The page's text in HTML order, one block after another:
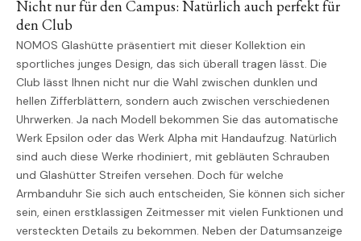
Nicht nur für den Campus: Natürlich auch perfekt für
den Club
NOMOS Glashütte präsentiert mit dieser Kollektion ein
sportliches junges Design, das sich überall tragen lässt. Die
Club lässt Ihnen nicht nur die Wahl zwischen dunklen und
hellen Zifferblättern, sondern auch zwischen verschiedenen
Uhrwerken. Ja nach Modell bekommen Sie das automatische
Werk Epsilon oder das Werk Alpha mit Handaufzug. Natürlich
sind auch diese Werke rhodiniert, mit gebläuten Schrauben
und Glashütter Streifen versehen. Doch für welche
Armbanduhr Sie sich auch entscheiden, Sie können sich sicher
sein, einen erstklassigen Zeitmesser mit vielen Funktionen und
versteckten Details zu bekommen. Neben der Datumsanzeige